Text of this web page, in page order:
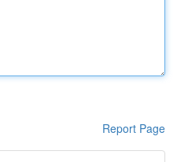
Report Page